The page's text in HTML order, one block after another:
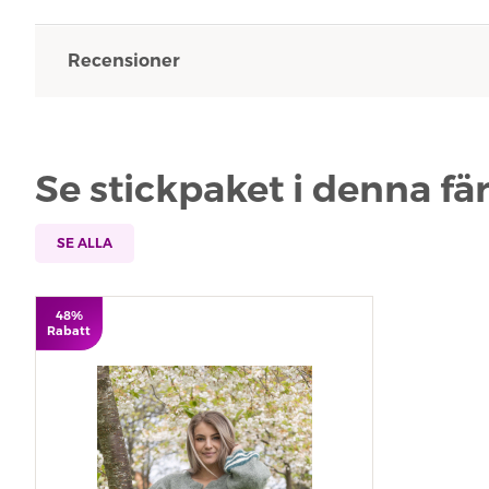
Recensioner
Se stickpaket i denna
SE ALLA
48%
Rabatt